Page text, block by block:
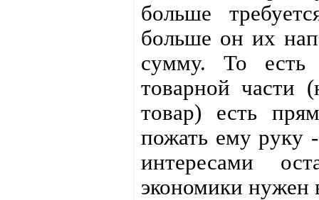
больше
больше он их
сумму. То есть
товарной части
товар) есть
пожать ему руку
интересами
экономики нужен